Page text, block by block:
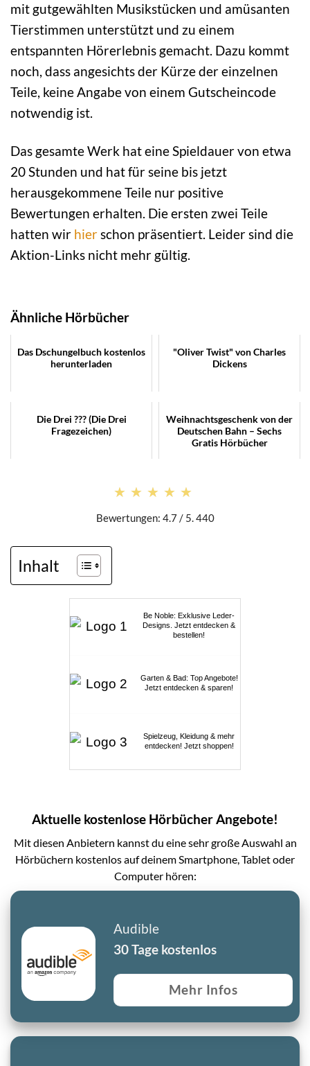
mit gutgewählten Musikstücken und amüsanten
Tierstimmen unterstützt und zu einem
entspannten Hörerlebnis gemacht. Dazu kommt
noch, dass angesichts der Kürze der einzelnen
Teile, keine Angabe von einem Gutscheincode
notwendig ist.
Das gesamte Werk hat eine Spieldauer von etwa
20 Stunden und hat für seine bis jetzt
herausgekommene Teile nur positive
Bewertungen erhalten. Die ersten zwei Teile
hatten wir hierschon präsentiert. Leider sind die
Aktion-Links nicht mehr gültig.
Ähnliche Hörbücher
Das Dschungelbuch kostenlos
herunterladen
"Oliver Twist" von Charles
Dickens
Die Drei ??? (Die Drei
Fragezeichen)
Weihnachtsgeschenk von der
Deutschen Bahn – Sechs
Gratis Hörbücher
★★★★★
★★★★★
Bewertungen: 4.7 / 5. 440
Inhalt
Be Noble: Exklusive Leder-
Designs. Jetzt entdecken &
bestellen!
Garten & Bad: Top Angebote!
Jetzt entdecken & sparen!
Spielzeug, Kleidung & mehr
entdecken! Jetzt shoppen!
Aktuelle kostenlose Hörbücher Angebote!
Mit diesen Anbietern kannst du eine sehr große Auswahl an
Hörbüchern kostenlos auf deinem Smartphone, Tablet oder
Computer hören:
Audible
30 Tage kostenlos
Mehr Infos